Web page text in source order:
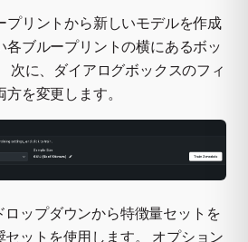
プリントから新しいモデルを作成
各ブループリントの横にあるボッ
次に、ダイアログボックスのフィ
を変更します。
ロップダウンから特徴量セットを
ットを使用します。 オプション